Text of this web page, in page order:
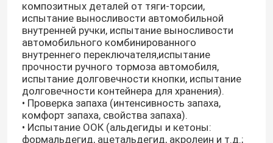
композитных деталей от тяги-торсии,
испытание выносливости автомобильной
внутренней ручки, испытание выносливости
автомобильного комбинированного
внутреннего переключателя,испытание
прочности ручного тормоза автомобиля,
испытание долговечности кнопки, испытание
долговечности контейнера для хранения).
• Проверка запаха (интенсивность запаха,
комфорт запаха, свойства запаха).
• Испытание ООК (альдегиды и кетоны:
формальдегид, ацетальдегид, акролеин и т.д.;